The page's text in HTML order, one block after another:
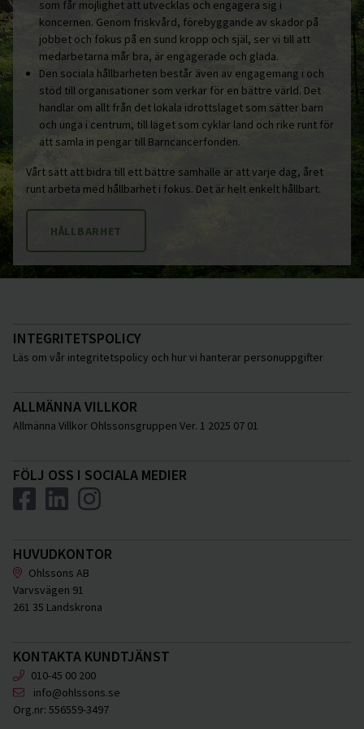
som får möjlighet att utvecklas och engagera sig i
koncernen. Genom friskvård, förebyggande av skador på
jobbet och fokus på en sund kropp och själ, ser vi till att
medarbetarna mår bra, är engagerade och glada.
Den sociala hållbarheten består även av engagemang i och
stöd till organisationer som verkar för en bättre värld. Det
handlar om allt från det lokala idrottslaget som sätter barn
och unga i centrum, till laget som cyklar land och rike runt för
att samla in pengar till Barncancerfonden.
Vårt sätt att bidra till ett bättre samhälle är att varje dag, året
runt arbeta med hållbarhet i fokus. Det är helt enkelt hållbart.
HÅLLBARHET
INTEGRITETSPOLICY
Läs om vår integritetspolicy och hur vi hanterar personuppgifter
ALLMÄNNA VILLKOR
Allmänna Villkor Ohlssonsgruppen Ver. 1 2025 07 01
FÖLJ OSS I SOCIALA MEDIER
HUVUDKONTOR
Ohlssons AB
Varvsvägen 91
261 35 Landskrona
KONTAKTA KUNDTJÄNST
010-45 00 200
info@ohlssons.se
Org.nr: 556559-3497